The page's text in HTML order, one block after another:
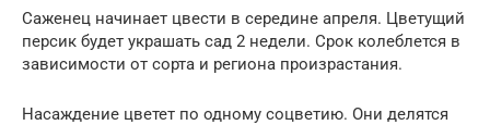
Саженец начинает цвести в середине апреля. Цветущий
персик будет украшать сад 2 недели. Срок колеблется в
зависимости от сорта и региона произрастания.
Насаждение цветет по одному соцветию. Они делятся